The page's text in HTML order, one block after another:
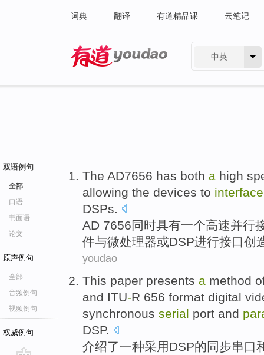
词典 翻译 有道精品课 云笔记
中英
双语例句
全部
口语
书面语
论文
原声例句
全部
音频例句
视频例句
权威例句
The AD7656 has both a high
allowing the devices to interface
DSPs.
AD 7656同时具有一个高速并行
件与微处理器或DSP进行接口创
youdao
This paper presents a method
and ITU-R 656 format digital
synchronous serial port and
DSP.
介绍了一种采用DSP的同步串口